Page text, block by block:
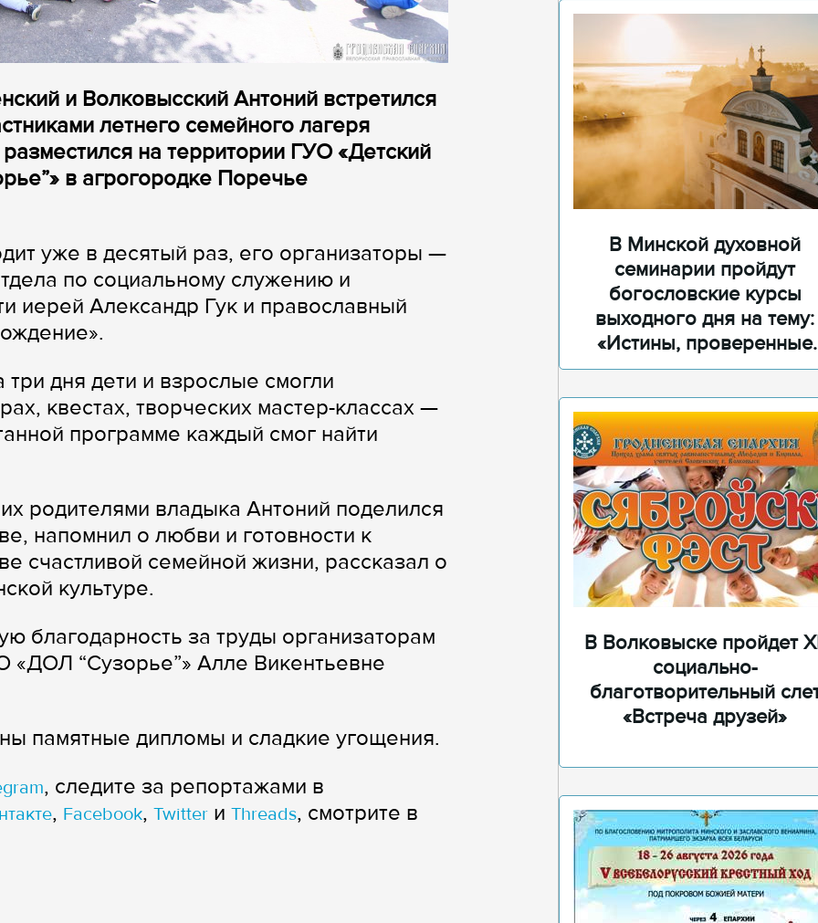
и Волковысский Антоний встретился
летнего семейного лагеря
на территории ГУО «Детский
в агрогородке Поречье
уже в десятый раз, его организаторы —
по социальному служению и
иерей Александр Гук и православный
дня дети и взрослые смогли
квестах, творческих мастер-классах —
программе каждый смог найти
родителями владыка Антоний поделился
напомнил о любви и готовности к
счастливой семейной жизни, рассказал о
культуре.
благодарность за труды организаторам
«ДОЛ “Сузорье”» Алле Викентьевне
памятные дипломы и сладкие угощения.
, следите за репортажами в
, Facebook, Twitter и Threads, смотрите в
В Минской духовной
семинарии пройдут
богословские курсы
выходного дня на тему:
«Истины, проверенные
временем»
В Волковыске пройдет
социально-
благотворительный
«Встреча друзей»